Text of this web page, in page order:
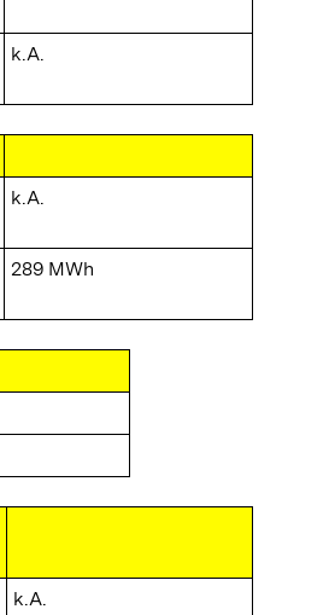
k.A.
k.A.
289 MWh
k.A.